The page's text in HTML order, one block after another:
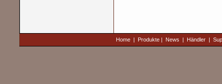
Home | Produkte | News | Händler |